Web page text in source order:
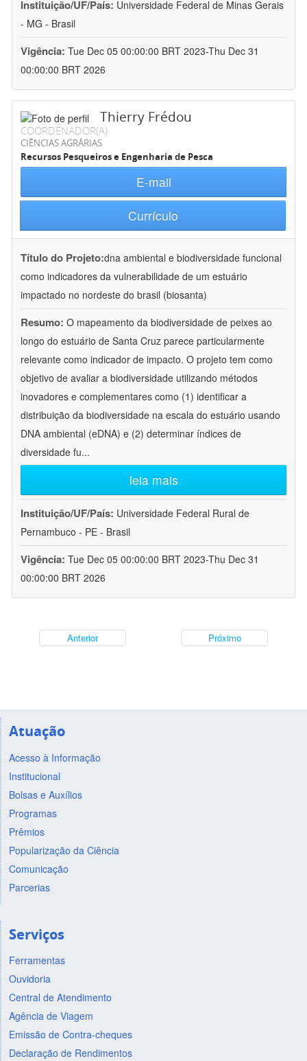
Instituição/UF/País: Universidade Federal de Minas Gerais
- MG - Brasil
Vigência: Tue Dec 05 00:00:00 BRT 2023-Thu Dec 31
00:00:00 BRT 2026
Thierry Frédou
COORDENADOR(A)
CIÊNCIAS AGRÁRIAS
Recursos Pesqueiros e Engenharia de Pesca
E-mail
Currículo
Título do Projeto:dna ambiental e biodiversidade funcional
como indicadores da vulnerabilidade de um estuário
impactado no nordeste do brasil (biosanta)
Resumo: O mapeamento da biodiversidade de peixes ao
longo do estuário de Santa Cruz parece particularmente
relevante como indicador de impacto. O projeto tem como
objetivo de avaliar a biodiversidade utilizando métodos
inovadores e complementares como (1) identificar a
distribuição da biodiversidade na escala do estuário usando
DNA ambiental (eDNA) e (2) determinar índices de
diversidade fu...
leia mais
Instituição/UF/País: Universidade Federal Rural de
Pernambuco - PE - Brasil
Vigência: Tue Dec 05 00:00:00 BRT 2023-Thu Dec 31
00:00:00 BRT 2026
Anterior Próximo
Atuação
Acesso à Informação
Institucional
Bolsas e Auxílios
Programas
Prêmios
Popularização da Ciência
Comunicação
Parcerias
Serviços
Ferramentas
Ouvidoria
Central de Atendimento
Agência de Viagem
Emissão de Contra-cheques
Declaração de Rendimentos